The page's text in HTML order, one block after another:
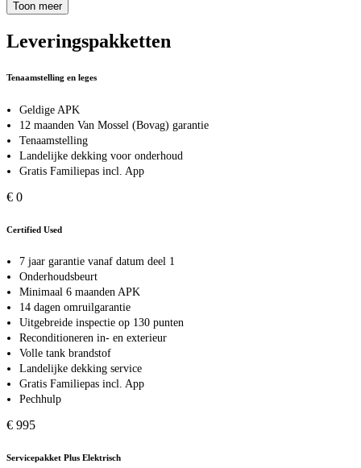
Toon meer
Leveringspakketten
Tenaamstelling en leges
Geldige APK
12 maanden Van Mossel (Bovag) garantie
Tenaamstelling
Landelijke dekking voor onderhoud
Gratis Familiepas incl. App
€ 0
Certified Used
7 jaar garantie vanaf datum deel 1
Onderhoudsbeurt
Minimaal 6 maanden APK
14 dagen omruilgarantie
Uitgebreide inspectie op 130 punten
Reconditioneren in- en exterieur
Volle tank brandstof
Landelijke dekking service
Gratis Familiepas incl. App
Pechhulp
€ 995
Servicepakket Plus Elektrisch